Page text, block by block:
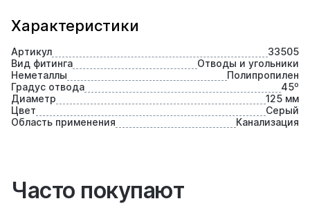
Характеристики
Артикул
33505
Вид фитинга
Отводы и угольники
Неметаллы
Полипропилен
Градус отвода
45⁰
Диаметр
125 мм
Цвет
Серый
Область применения
Канализация
Часто покупают